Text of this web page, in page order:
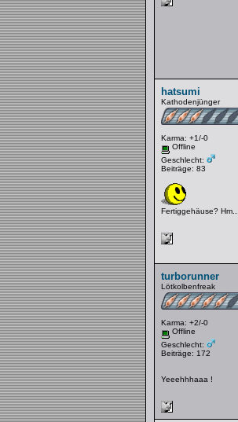
hatsumi
Kathodenjünger
Karma: +1/-0
Offline
Geschlecht:
Beiträge: 83
Fertiggehäuse? Hm....
turborunner
Lötkolbenfreak
Karma: +2/-0
Offline
Geschlecht:
Beiträge: 172
Yeeehhhaaa !